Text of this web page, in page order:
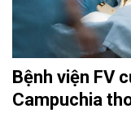
Bệnh viện FV
Campuchia